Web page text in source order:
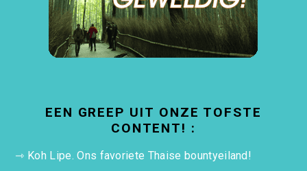
EEN GREEP UIT ONZE TOFSTE
CONTENT! :
⇾ Koh Lipe. Ons favoriete Thaise bountyeiland!